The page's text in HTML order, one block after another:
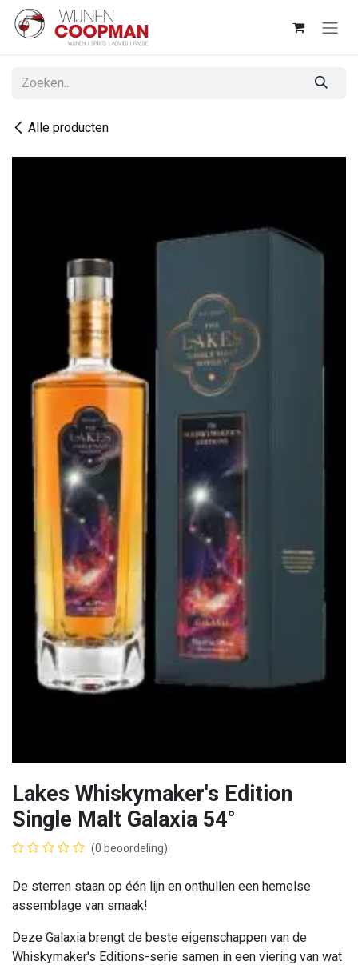
Overslaan naar inhoud
Alle producten
Lakes Whiskymaker's Edition
Single Malt Galaxia 54°
(0 beoordeling)
De sterren staan op één lijn en onthullen een hemelse
assemblage van smaak!
Deze Galaxia brengt de beste eigenschappen van de
Whiskymaker's Editions-serie samen in een viering van wat